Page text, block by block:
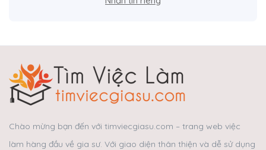
Chào mừng bạn đến với timviecgiasu.com – trang web việc
làm hàng đầu về gia sư. Với giao diện thân thiện và dễ sử dụng